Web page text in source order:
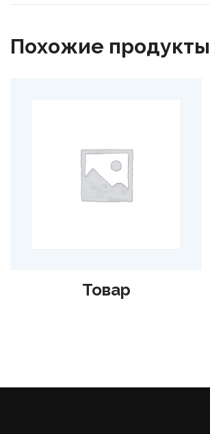
Похожие продукты
Товар